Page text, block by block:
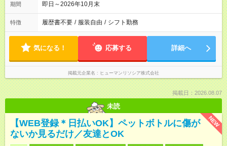
期間 即日～2026年10月末
特徴 履歴書不要 / 服装自由 / シフト勤務
気になる！ 応募する 詳細へ
掲載元企業名 ヒューマンリソシア株式会社
掲載日：2026.08.07
未読
NEW
【WEB登録＊日払いOK】ペットボトルに傷が
ないか見るだけ／友達とOK